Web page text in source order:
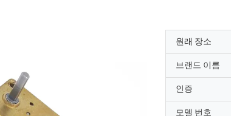
원래 장소
브랜드 이름
인증
모델 번호